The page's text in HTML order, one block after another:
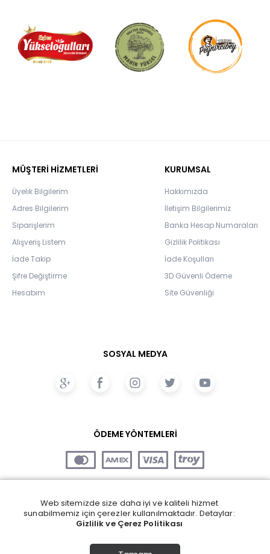
MÜŞTERİ HİZMETLERİ
Üyelik Bilgilerim
Adres Bilgilerim
Siparişlerim
Alışveriş Listem
İade Takip
Şifre Değiştirme
Hesabım
KURUMSAL
Hakkımızda
İletişim Bilgilerimiz
Banka Hesap Numaraları
Gizlilik Politikası
İade Koşulları
3D Güvenli Ödeme
Site Güvenliği
SOSYAL MEDYA
ÖDEME YÖNTEMLERİ
Web sitemizde size daha iyi ve kaliteli hizmet
sunabilmemiz için çerezler kullanılmaktadır. Detaylar:
Gizlilik ve Çerez Politikası